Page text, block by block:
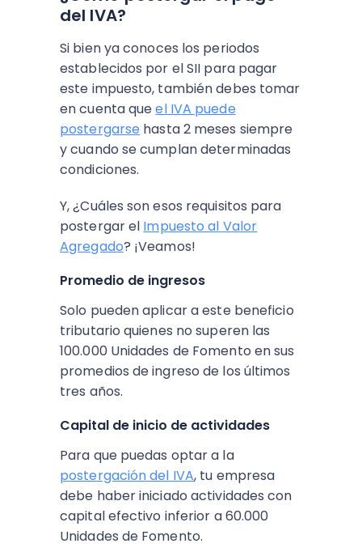
del IVA?
Si bien ya conoces los periodos
establecidos por el SII para pagar
este impuesto, también debes tomar
en cuenta queel IVA puede
postergarse hasta 2 meses siempre
y cuando se cumplan determinadas
condiciones.
Y, ¿Cuáles son esos requisitos para
postergar el Impuesto al Valor
Agregado? ¡Veamos!
Promedio de ingresos
Solo pueden aplicar a este beneficio
tributario quienes no superen las
100.000 Unidades de Fomento en sus
promedios de ingreso de los últimos
tres años.
Capital de inicio de actividades
Para que puedas optar a la
postergación del IVA, tu empresa
debe haber iniciado actividades con
capital efectivo inferior a 60.000
Unidades de Fomento.